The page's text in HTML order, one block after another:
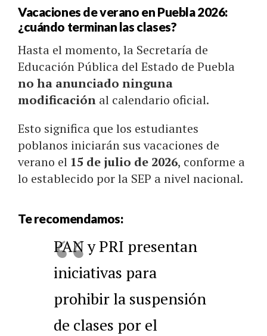
Vacaciones de verano en Puebla 2026:
¿cuándo terminan las clases?
Hasta el momento, la Secretaría de
Educación Pública del Estado de Puebla
no ha anunciado ninguna
modificación al calendario oficial.
Esto significa que los estudiantes
poblanos iniciarán sus vacaciones de
verano el 15 de julio de 2026, conforme a
lo establecido por la SEP a nivel nacional.
Te recomendamos:
PAN y PRI presentan
iniciativas para
prohibir la suspensión
de clases por el